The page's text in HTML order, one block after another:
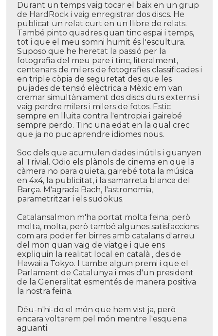
Durant un temps vaig tocar el baix en un grup
de HardRock i vaig enregistrar dos discs. He
publicat un relat curt en un llibre de relats.
També pinto quadres quan tinc espai i temps,
tot i que el meu somni humit és l'escultura.
Suposo que he heretat la passió per la
fotografia del meu pare i tinc, literalment,
centenars de milers de fotografies classificades i
en triple còpia de seguretat des que les
pujades de tensió elèctrica a Mèxic em van
cremar simultàniament dos discs durs externs i
vaig perdre milers i milers de fotos. Estic
sempre en lluita contra l'entropia i gairebé
sempre perdo. Tinc una edat en la qual crec
que ja no puc aprendre idiomes nous.
Soc dels que acumulen dades inútils i guanyen
al Trivial. Odio els plànols de cinema en que la
càmera no para quieta, gairebé tota la música
en 4x4, la publicitat, i la samarreta blanca del
Barça. M'agrada Bach, l'astronomia,
parametritzar i els sudokus.
Catalansalmon m'ha portat molta feina; però
molta, molta, però també algunes satisfaccions
com ara poder fer birres amb catalans d'arreu
del mon quan vaig de viatge i que ens
expliquin la realitat local en català , des de
Hawaii a Tokyo. I tambe algun premi i que el
Parlament de Catalunya i mes d'un president
de la Generalitat esmentés de manera positiva
la nostra feina.
Déu-n'hi-do el món que hem vist ja, però
encara voltarem pel món mentre l'esquena
aguanti.